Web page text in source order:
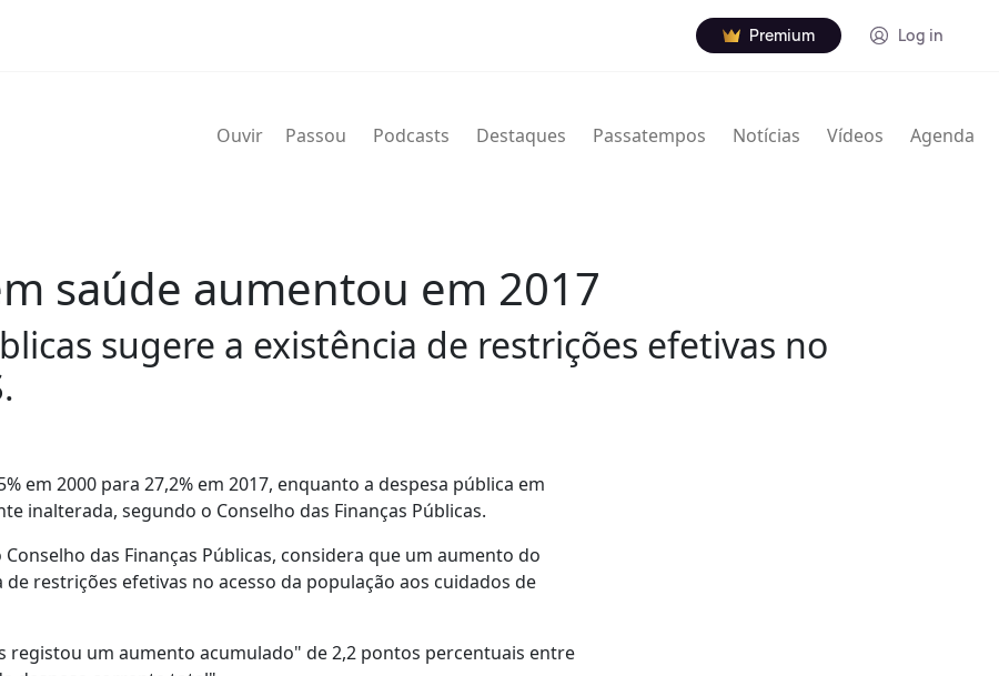
Premium Log in
Ouvir Passou Podcasts Destaques Passatempos Notícias Vídeos Agenda
saúde aumentou em 2017
sugere a existência de restrições efetivas no
em 2000 para 27,2% em 2017, enquanto a despesa pública em
inalterada, segundo o Conselho das Finanças Públicas.
das Finanças Públicas, considera que um aumento do
restrições efetivas no acesso da população aos cuidados de
um aumento acumulado" de 2,2 pontos percentuais entre